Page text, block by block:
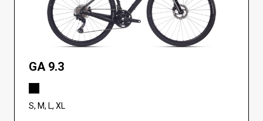
GA 9.3
S, M, L, XL